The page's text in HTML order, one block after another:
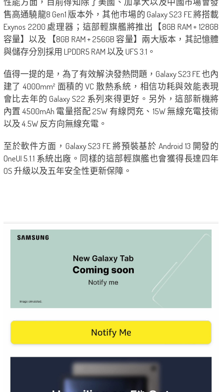
售高通驍龍8 Gen1 版本外，其他市場的 Galaxy S23 FE 將搭載
Exynos 2200 處理器；這部輕旗艦將推出【8GB RAM + 128GB
容量】以及 【8GB RAM + 256GB 容量】兩大版本，其記憶體
與儲存分別採用 LPDDR5 RAM 以及 UFS 3.1。
值得一提的是，為了有效解決發熱問題，Galaxy S23 FE 也內
建了 4000mm² 面積的 VC 散熱系統，相信功耗與效能表現
會比去年的 Galaxy S22 系列來得更好。另外，這部新機將
內置 4500mAh 電量搭配 25W 有線閃充、15W 無線充電技術
以及 4.5W 反方向無線充電。
至於軟件方面，Galaxy S23 FE 將預裝基於 Android 13 開發的
OneUI 5.1.1 系統出廠。同樣的這部輕旗艦也會獲得長達四年
OS 升級以及五年安全性更新保障。